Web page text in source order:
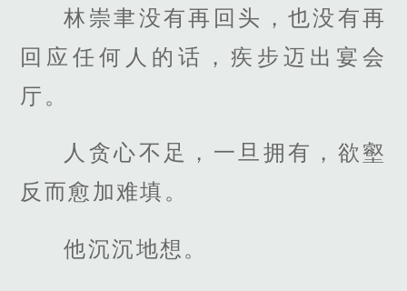
林崇聿没有再回头，也没有再
回应任何人的话，疾步迈出宴会
厅。
人贪心不足，一旦拥有，欲壑
反而愈加难填。
他沉沉地想。